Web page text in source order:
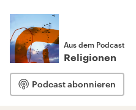
Aus dem Podcast
Religionen
Podcast abonnieren